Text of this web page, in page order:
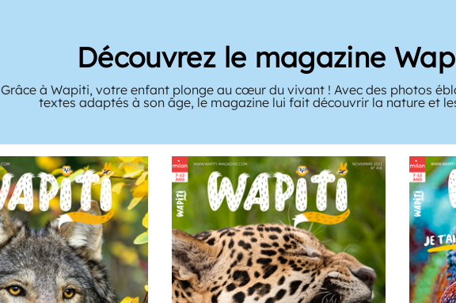
Découvrez le magazine
Grâce à Wapiti, votre enfant plonge au cœur du vivant ! Avec des photos
textes adaptés à son âge, le magazine lui fait découvrir la nature et